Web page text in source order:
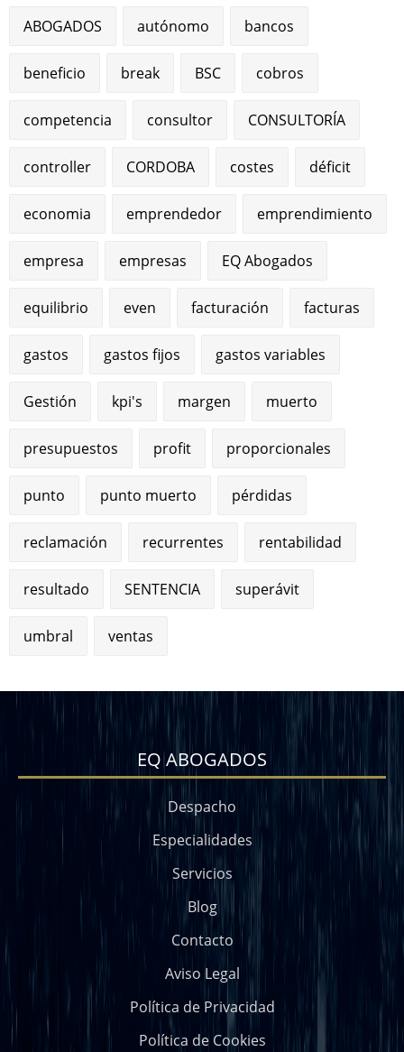
ABOGADOS autónomo bancos
beneficio break BSC cobros
competencia consultor CONSULTORÍA
controller CORDOBA costes déficit
economia emprendedor emprendimiento
empresa empresas EQ Abogados
equilibrio even facturación facturas
gastos gastos fijos gastos variables
Gestión kpi's margen muerto
presupuestos profit proporcionales
punto punto muerto pérdidas
reclamación recurrentes rentabilidad
resultado SENTENCIA superávit
umbral ventas
EQ ABOGADOS
Despacho
Especialidades
Servicios
Blog
Contacto
Aviso Legal
Política de Privacidad
Política de Cookies